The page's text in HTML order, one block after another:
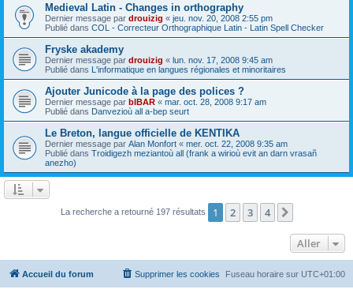
Medieval Latin - Changes in orthography
Dernier message par drouizig « jeu. nov. 20, 2008 2:55 pm
Publié dans COL - Correcteur Orthographique Latin - Latin Spell Checker
Fryske akademy
Dernier message par drouizig « lun. nov. 17, 2008 9:45 am
Publié dans L'informatique en langues régionales et minoritaires
Ajouter Junicode à la page des polices ?
Dernier message par bIBAR « mar. oct. 28, 2008 9:17 am
Publié dans Danvezioù all a-bep seurt
Le Breton, langue officielle de KENTIKA
Dernier message par Alan Monfort « mer. oct. 22, 2008 9:35 am
Publié dans Troidigezh meziantoù all (frank a wirioù evit an darn vrasañ
anezho)
La recherche a retourné 197 résultats 1 2 3 4
Aller
Accueil du forum Fuseau horaire sur UTC+01:00
Supprimer les cookies